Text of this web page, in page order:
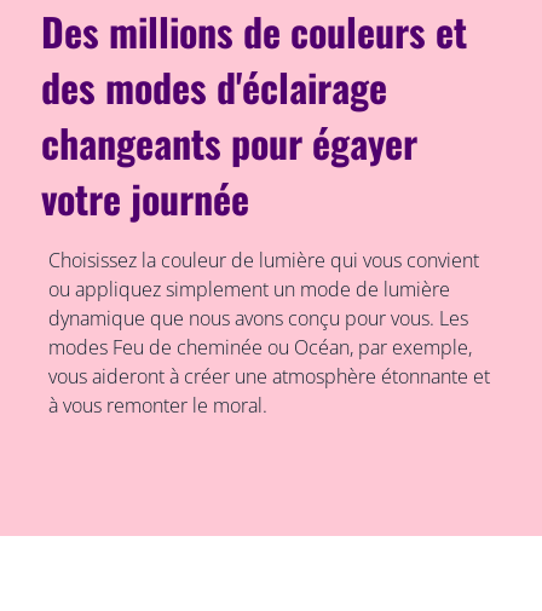
Des millions de couleurs et
des modes d'éclairage
changeants pour égayer
votre journée
Choisissez la couleur de lumière qui vous convient
ou appliquez simplement un mode de lumière
dynamique que nous avons conçu pour vous. Les
modes Feu de cheminée ou Océan, par exemple,
vous aideront à créer une atmosphère étonnante et
à vous remonter le moral.